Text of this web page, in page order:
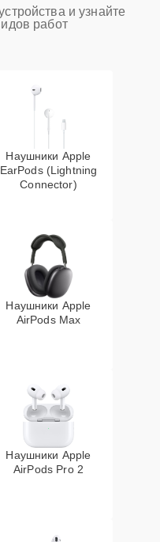
и узнайте
работ
Наушники Apple
EarPods (Lightning
Connector)
Наушники Apple
AirPods Max
Наушники Apple
AirPods Pro 2